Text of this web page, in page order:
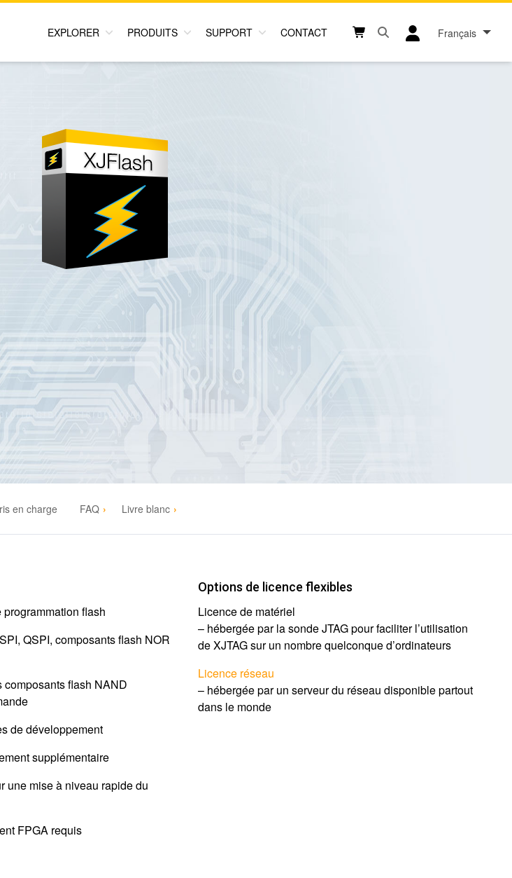
EXPLORER PRODUITS SUPPORT CONTACT
Shopping cart button
Open search box button
User log in icon
Français
en charge FAQ Livre blanc
flash
QSPI, composants flash NOR
composants flash NAND
de développement
supplémentaire
une mise à niveau rapide du
FPGA requis
Options de licence flexibles
Licence de matériel
– hébergée par la sonde JTAG pour faciliter l’utilisation
de XJTAG sur un nombre quelconque d’ordinateurs
Licence réseau
– hébergée par un serveur du réseau disponible partout
dans le monde